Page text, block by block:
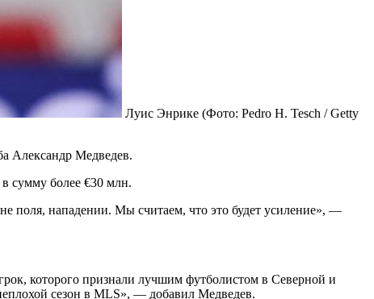
Луис Энрике (Фото: Pedro H. Tesch / Getty
Александр Медведев.
в сумму более €30 млн.
поля, нападении. Мы считаем, что это будет усиление», —
которого признали лучшим футболистом в Северной и
сезон в MLS», — добавил Медведев.